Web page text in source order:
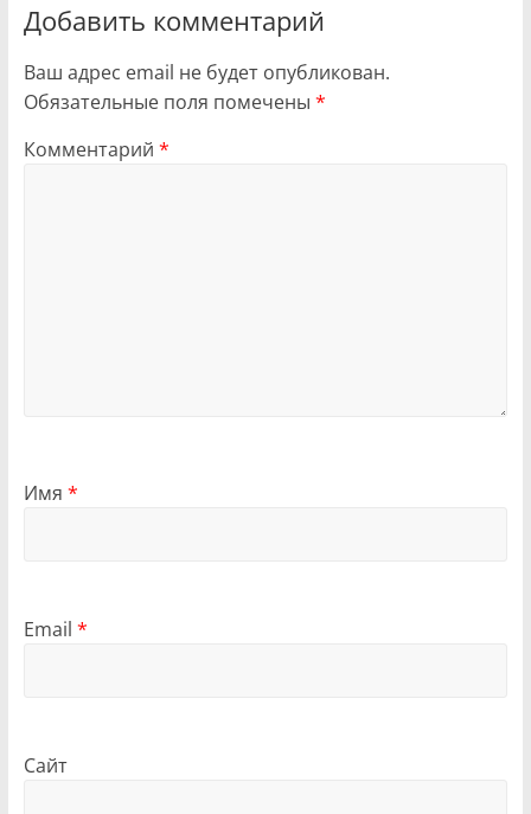
Добавить комментарий
Ваш адрес email не будет опубликован.
Обязательные поля помечены *
Комментарий *
Имя *
Email *
Сайт